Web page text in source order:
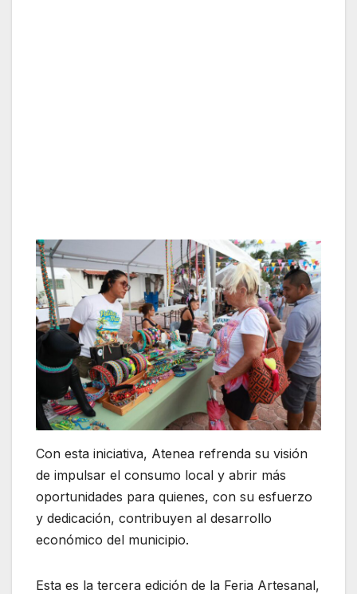
Con esta iniciativa, Atenea refrenda su visión
de impulsar el consumo local y abrir más
oportunidades para quienes, con su esfuerzo
y dedicación, contribuyen al desarrollo
económico del municipio.
Esta es la tercera edición de la Feria Artesanal,